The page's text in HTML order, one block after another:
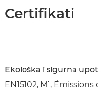
Certifikati
Ekološka i sigurna
EN15102, M1,